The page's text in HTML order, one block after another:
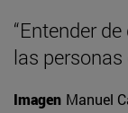
“Entender
las personas
Imagen Manuel